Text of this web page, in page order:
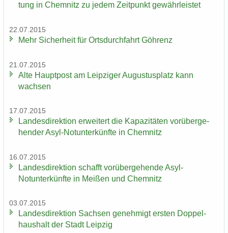
tung in Chem­nitz zu jedem Zeit­punkt ge­währ­leis­tet
22.07.2015
Mehr Si­cher­heit für Orts­durch­fahrt Göh­renz
21.07.2015
Alte Haupt­post am Leip­zi­ger Au­gus­tus­platz kann
wach­sen
17.07.2015
Lan­des­di­rek­ti­on er­wei­tert die Ka­pa­zi­tä­ten vor­über­ge­
hen­der Asyl-​Notunter­künfte in Chem­nitz
16.07.2015
Lan­des­di­rek­ti­on schafft vor­über­ge­hen­de Asyl-​
Notunter­künfte in Mei­ßen und Chem­nitz
03.07.2015
Lan­des­di­rek­ti­on Sach­sen ge­neh­migt ers­ten Dop­pel­
haus­halt der Stadt Leip­zig